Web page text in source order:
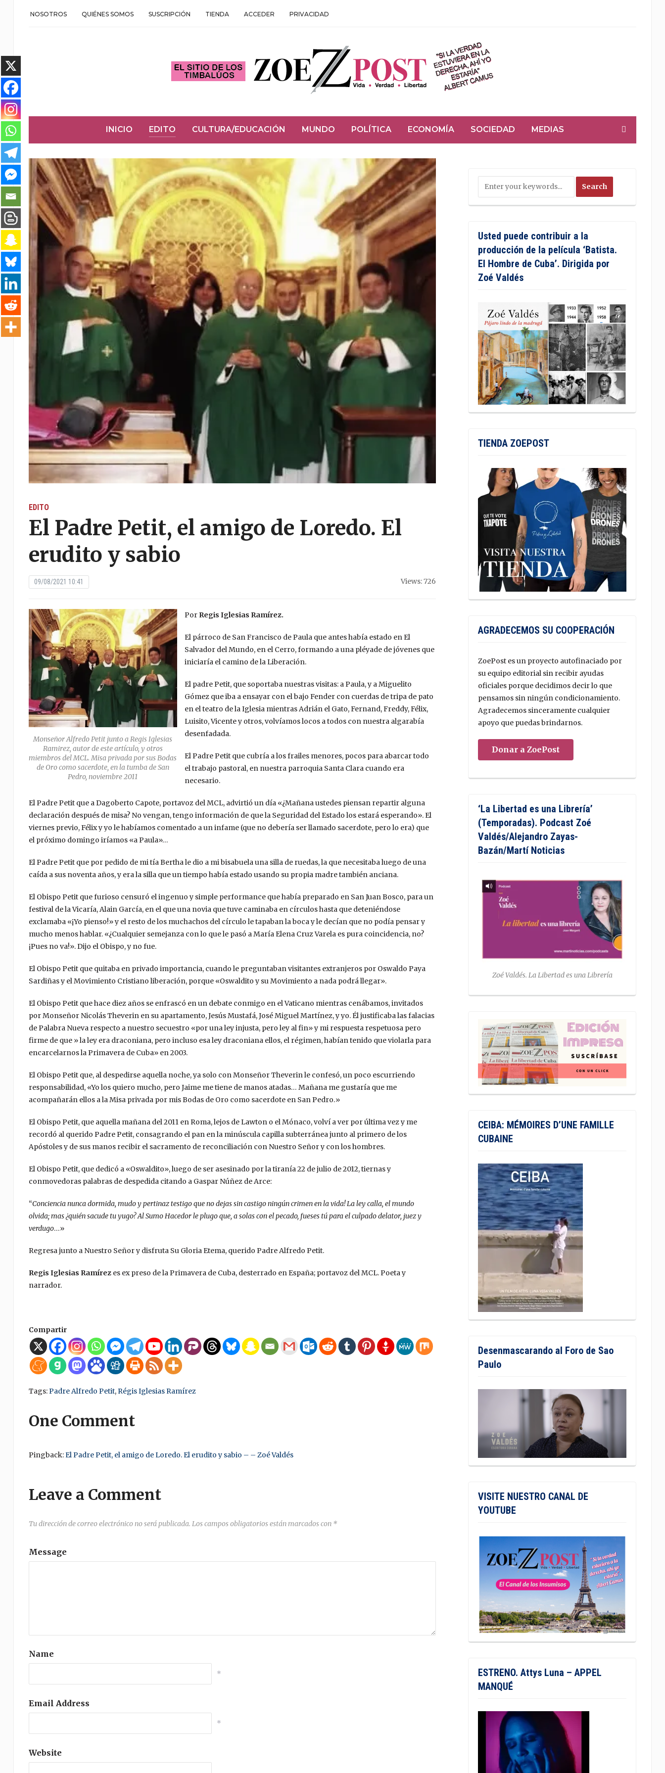
NOSOTROS QUIÉNES SOMOS SUSCRIPCIÓN TIENDA ACCEDER PRIVACIDAD
INICIO EDITO CULTURA/EDUCACIÓN MUNDO POLÍTICA ECONOMÍA SOCIEDAD MEDIAS
EDITO
El Padre Petit, el amigo de Loredo. El
erudito y sabio
09/08/2021 10:41 Views: 726
Monseñor Alfredo Petit junto a Regis Iglesias
Ramirez, autor de este artículo, y otros
miembros del MCL. Misa privada por sus Bodas
de Oro como sacerdote, en la tumba de San
Pedro, noviembre 2011
Por Regis Iglesias Ramírez.
El párroco de San Francisco de Paula que antes había estado en El
Salvador del Mundo, en el Cerro, formando a una pléyade de jóvenes que
iniciaría el camino de la Liberación.
El padre Petit, que soportaba nuestras visitas: a Paula, y a Miguelito
Gómez que iba a ensayar con el bajo Fender con cuerdas de tripa de pato
en el teatro de la Iglesia mientras Adrián el Gato, Fernand, Freddy, Félix,
Luisito, Vicente y otros, volvíamos locos a todos con nuestra algarabía
desenfadada.
El Padre Petit que cubría a los frailes menores, pocos para abarcar todo
el trabajo pastoral, en nuestra parroquia Santa Clara cuando era
necesario.
El Padre Petit que a Dagoberto Capote, portavoz del MCL, advirtió un día «¿Mañana ustedes piensan repartir alguna
declaración después de misa? No vengan, tengo información de que la Seguridad del Estado los estará esperando». El
viernes previo, Félix y yo le habíamos comentado a un infame (que no debería ser llamado sacerdote, pero lo era) que
el próximo domingo iríamos «a Paula»…
El Padre Petit que por pedido de mi tía Bertha le dio a mi bisabuela una silla de ruedas, la que necesitaba luego de una
caída a sus noventa años, y era la silla que un tiempo había estado usando su propia madre también anciana.
El Obispo Petit que furioso censuró el ingenuo y simple performance que había preparado en San Juan Bosco, para un
festival de la Vicaría, Alain García, en el que una novia que tuve caminaba en círculos hasta que deteniéndose
exclamaba «¡Yo pienso!» y el resto de los muchachos del círculo le tapaban la boca y le decían que no podía pensar y
mucho menos hablar. «¿Cualquier semejanza con lo que le pasó a María Elena Cruz Varela es pura coincidencia, no?
¡Pues no va!». Dijo el Obispo, y no fue.
El Obispo Petit que quitaba en privado importancia, cuando le preguntaban visitantes extranjeros por Oswaldo Paya
Sardiñas y el Movimiento Cristiano liberación, porque «Oswaldito y su Movimiento a nada podrá llegar».
El Obispo Petit que hace diez años se enfrascó en un debate conmigo en el Vaticano mientras cenábamos, invitados
por Monseñor Nicolás Theverin en su apartamento, Jesús Mustafá, José Miguel Martínez, y yo. Él justificaba las falacias
de Palabra Nueva respecto a nuestro secuestro «por una ley injusta, pero ley al fin» y mi respuesta respetuosa pero
firme de que » la ley era draconiana, pero incluso esa ley draconiana ellos, el régimen, habían tenido que violarla para
encarcelarnos la Primavera de Cuba» en 2003.
El Obispo Petit que, al despedirse aquella noche, ya solo con Monseñor Theverin le confesó, un poco escurriendo
responsabilidad, «Yo los quiero mucho, pero Jaime me tiene de manos atadas… Mañana me gustaría que me
acompañarán ellos a la Misa privada por mis Bodas de Oro como sacerdote en San Pedro.»
El Obispo Petit, que aquella mañana del 2011 en Roma, lejos de Lawton o el Mónaco, volví a ver por última vez y me
recordó al querido Padre Petit, consagrando el pan en la minúscula capilla subterránea junto al primero de los
Apóstoles y de sus manos recibir el sacramento de reconciliación con Nuestro Señor y con los hombres.
El Obispo Petit, que dedicó a «Oswaldito», luego de ser asesinado por la tiranía 22 de julio de 2012, tiernas y
conmovedoras palabras de despedida citando a Gaspar Núñez de Arce:
“Conciencia nunca dormida, mudo y pertinaz testigo que no dejas sin castigo ningún crimen en la vida! La ley calla, el mundo
olvida; mas ¿quién sacude tu yugo? Al Sumo Hacedor le plugo que, a solas con el pecado, fueses tú para el culpado delator, juez y
verdugo…»
Regresa junto a Nuestro Señor y disfruta Su Gloria Etema, querido Padre Alfredo Petit.
Regis Iglesias Ramírez es ex preso de la Primavera de Cuba, desterrado en España; portavoz del MCL. Poeta y
narrador.
Compartir
Tags:Padre Alfredo Petit,Régis Iglesias Ramírez
One Comment
Pingback:El Padre Petit, el amigo de Loredo. El erudito y sabio – – Zoé Valdés
Leave a Comment
Tu dirección de correo electrónico no será publicada. Los campos obligatorios están marcados con *
Message
Name
*
Email Address
*
Website
Usted puede contribuir a la
producción de la película ‘Batista.
El Hombre de Cuba’. Dirigida por
Zoé Valdés
TIENDA ZOEPOST
AGRADECEMOS SU COOPERACIÓN
ZoePost es un proyecto autofinaciado por
su equipo editorial sin recibir ayudas
oficiales porque decidimos decir lo que
pensamos sin ningún condicionamiento.
Agradecemos sinceramente cualquier
apoyo que puedas brindarnos.
Donar a ZoePost
‘La Libertad es una Librería’
(Temporadas). Podcast Zoé
Valdés/Alejandro Zayas-
Bazán/Martí Noticias
Zoé Valdés. La Libertad es una Librería
CEIBA: MÉMOIRES D’UNE FAMILLE
CUBAINE
Desenmascarando al Foro de Sao
Paulo
VISITE NUESTRO CANAL DE
YOUTUBE
ESTRENO. Attys Luna – APPEL
MANQUÉ